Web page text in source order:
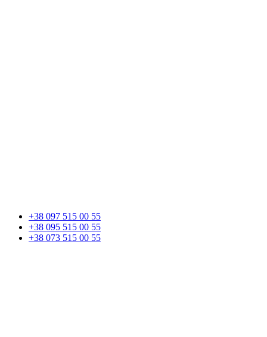
+38 097 515 00 55
+38 095 515 00 55
+38 073 515 00 55